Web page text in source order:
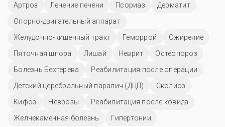
Артроз
Лечение печени Псориаз
Дерматит
Опорно-двигательный аппарат
Желудочно-кишечный тракт
Геморрой
Ожирение
Пяточная шпора
Лишай Неврит
Остеопороз
Болезнь Бехтерева
Реабилитация после операции
Детский церебральный паралич (ДЦП)
Сколиоз
Кифоз
Неврозы
Реабилитация после ковида
Желчекаменная болезнь
Гипертонии